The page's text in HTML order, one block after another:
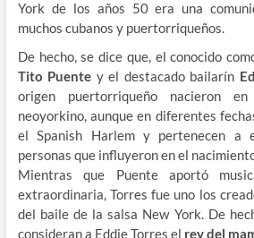
York de los años 50 era una
muchos cubanos y puertorriqueños.
De hecho, se dice que, el conocido
Tito Puente y el destacado bailarín
origen puertorriqueño nacieron
neoyorkino, aunque en diferentes
el Spanish Harlem y pertenecen a
personas que influyeron en el
Mientras que Puente aportó
extraordinaria, Torres fue uno los
del baile de la salsa New York. De
consideran a Eddie Torres el rey del